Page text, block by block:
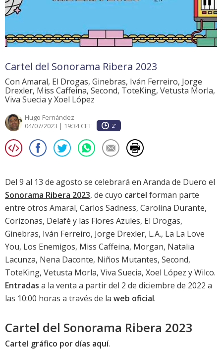
Cartel del Sonorama Ribera 2023
Con Amaral, El Drogas, Ginebras, Iván Ferreiro, Jorge
Drexler, Miss Caffeina, Second, ToteKing, Vetusta Morla,
Viva Suecia y Xoel López
Hugo Fernández
04/07/2023 | 19:34 CET
2'
Del 9 al 13 de agosto se celebrará en Aranda de Duero el
Sonorama Ribera 2023, de cuyo cartel forman parte
entre otros Amaral, Carlos Sadness, Carolina Durante,
Corizonas, Delafé y las Flores Azules, El Drogas,
Ginebras, Iván Ferreiro, Jorge Drexler, L.A., La La Love
You, Los Enemigos, Miss Caffeina, Morgan, Natalia
Lacunza, Nena Daconte, Niños Mutantes, Second,
ToteKing, Vetusta Morla, Viva Suecia, Xoel López y Wilco.
Entradas a la venta a partir del 2 de diciembre de 2022 a
las 10:00 horas a través de la web oficial.
Cartel del Sonorama Ribera 2023
Cartel gráfico por días aquí.